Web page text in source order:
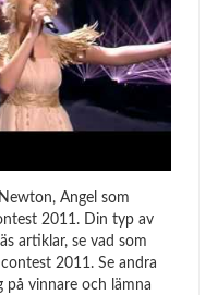
Angel som
2011. Din typ av
artiklar, se vad som
2011. Se andra
på vinnare och lämna